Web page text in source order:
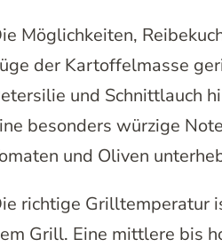
Möglichkeiten,
der Kartoffelmasse
und Schnittlauch
besonders würzige
und Oliven
richtige Grilltemperatur
Grill. Eine mittlere bis